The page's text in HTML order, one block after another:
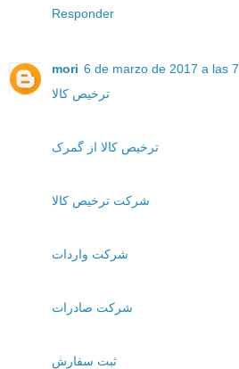
Responder
mori 6 de marzo de 2017 a las
ترخیص کالا
ترخیص کالا از گمرک
شرکت ترخیص کالا
شرکت واردات
شرکت صادرات
ثبت سفارش